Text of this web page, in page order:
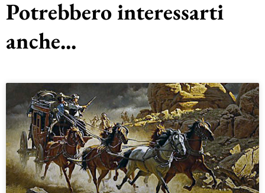
Potrebbero interessarti
anche...